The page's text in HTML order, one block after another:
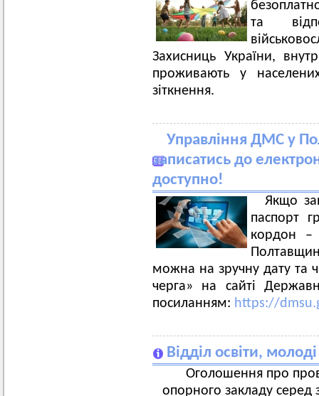
та
Захисниць України,
проживають у
зіткнення.
Управління ДМС у
записатись до
доступно!
Якщо
паспорт
кордон –
можна на зручну дату та
черга» на сайті
посиланням: https://
Відділ освіти,
Оголошення про
опорного закладу серед